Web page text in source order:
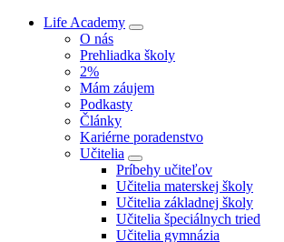
Life Academy
O nás
Prehliadka školy
2%
Mám záujem
Podkasty
Články
Kariérne poradenstvo
Učitelia
Príbehy učiteľov
Učitelia materskej školy
Učitelia základnej školy
Učitelia špeciálnych tried
Učitelia gymnázia